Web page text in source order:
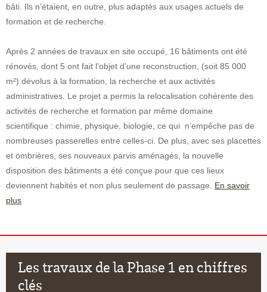
bâti. Ils n’étaient, en outre, plus adaptés aux usages actuels de
formation et de recherche.
Après 2 années de travaux en site occupé, 16 bâtiments ont été
rénovés, dont 5 ont fait l’objet d’une reconstruction, (soit 85 000
m²) dévolus à la formation, la recherche et aux activités
administratives. Le projet a permis la relocalisation cohérente des
activités de recherche et formation par même domaine
scientifique : chimie, physique, biologie, ce qui n’empêche pas de
nombreuses passerelles entre celles-ci. De plus, avec ses placettes
et ombrières, ses nouveaux parvis aménagés, la nouvelle
disposition des bâtiments a été conçue pour que ces lieux
deviennent habités et non plus seulement de passage. En savoir
plus
Les travaux de la Phase 1 en chiffres
clés